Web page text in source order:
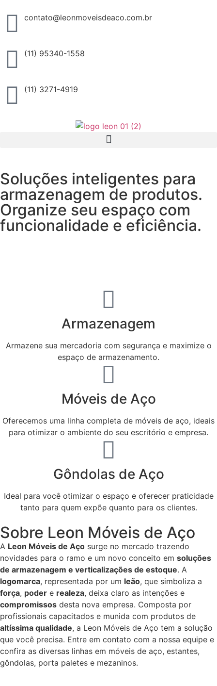
contato@leonmoveisdeaco.com.br
(11) 95340-1558
(11) 3271-4919
Soluções inteligentes para
armazenagem de produtos.
Organize seu espaço com
funcionalidade e eficiência.
Armazenagem
Armazene sua mercadoria com segurança e maximize o
espaço de armazenamento.​
Móveis de Aço
Oferecemos uma linha completa de móveis de aço, ideais
para otimizar o ambiente do seu escritório e empresa.​
Gôndolas de Aço
Ideal para você otimizar o espaço e oferecer praticidade
tanto para quem expõe quanto para os clientes.​
Sobre Leon Móveis de Aço
A Leon Móveis de Aço surge no mercado trazendo
novidades para o ramo e um novo conceito em soluções
de armazenagem e verticalizações de estoque. A
logomarca, representada por um leão, que simboliza a
força, poder e realeza, deixa claro as intenções e
compromissos desta nova empresa. Composta por
profissionais capacitados e munida com produtos de
altíssima qualidade, a Leon Móveis de Aço tem a solução
que você precisa. Entre em contato com a nossa equipe e
confira as diversas linhas em móveis de aço, estantes,
gôndolas, porta paletes e mezaninos.